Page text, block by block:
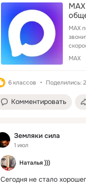
MAX
MAX
6 классов Поделились: 2
Комментировать
Земляки сила
1 июл
Наталья )))
Сегодня не стало